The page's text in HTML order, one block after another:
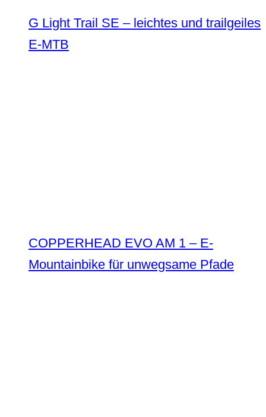
G Light Trail SE – leichtes und trailgeiles
E-MTB
COPPERHEAD EVO AM 1 – E-
Mountainbike für unwegsame Pfade